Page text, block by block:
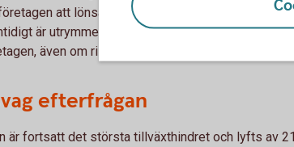
att lönsamheten har stärkts, medan 31
är utrymmet för investeringar fortsatt
även om risken för konkurser har minskat.
efterfrågan
är fortsatt det största tillväxthindret och lyfts av